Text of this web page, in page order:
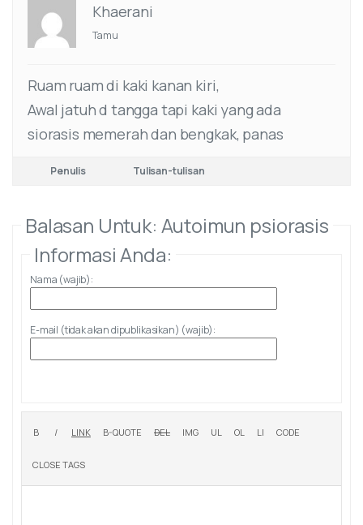
Khaerani
Tamu
Ruam ruam di kaki kanan kiri,
Awal jatuh d tangga tapi kaki yang ada
siorasis memerah dan bengkak, panas
Penulis Tulisan-tulisan
Balasan Untuk: Autoimun psiorasis
Informasi Anda:
Nama (wajib):
E-mail (tidak akan dipublikasikan) (wajib):